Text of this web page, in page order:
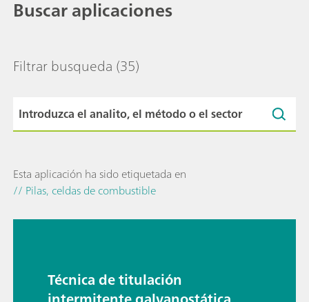
Buscar aplicaciones
Filtrar busqueda (35)
Esta aplicación ha sido etiquetada en
// Pilas, celdas de combustible
Técnica de titulación